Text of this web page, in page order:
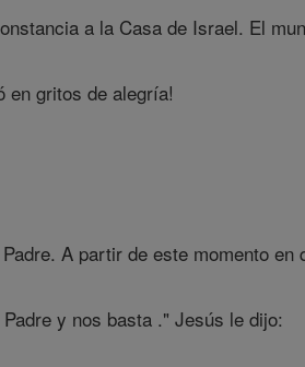
a la Casa de Israel. El
en gritos de alegría!
A partir de este momento
y nos basta ." Jesús le dijo: